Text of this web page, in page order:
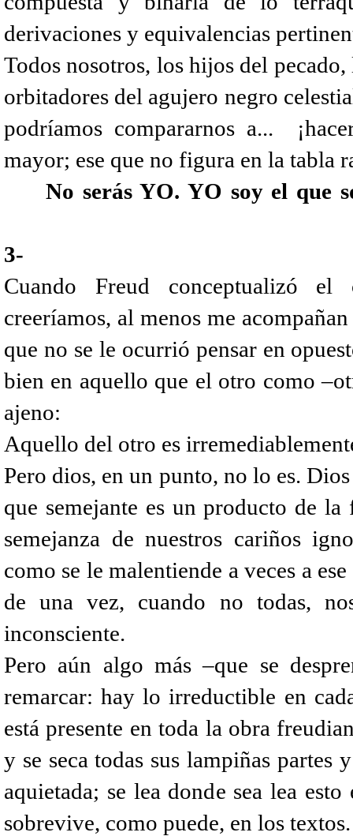
derivaciones y equivalencias
Todos nosotros, los hijos del
orbitadores del agujero negro
podríamos compararnos a...
mayor; ese que no figura en la tabla
No serás YO. YO soy el que
3-
Cuando Freud conceptualizó
creeríamos, al menos me
que no se le ocurrió pensar en
bien en aquello que el otro como
ajeno:
Aquello del otro es
Pero dios, en un punto, no lo es.
que semejante es un producto de
semejanza de nuestros cariños
como se le malentiende a veces a
de una vez, cuando no todas,
inconsciente.
Pero aún algo más –que se
remarcar: hay lo irreductible en
está presente en toda la obra
y se seca todas sus lampiñas partes
aquietada; se lea donde sea lea
sobrevive, como puede, en los textos.